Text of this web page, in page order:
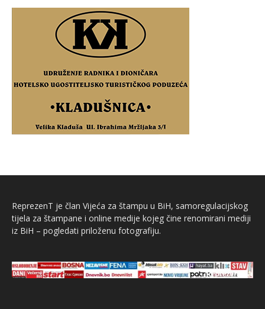
ReprezenT je član Vijeća za štampu u BiH, samoregulacijskog
tijela za štampane i online medije kojeg čine renomirani mediji
iz BiH – pogledati priloženu fotografiju.